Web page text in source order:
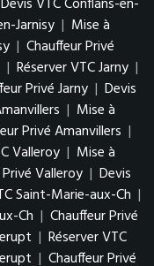
Jarnisy | Mise à
| Chauffeur Privé
| Réserver VTC Jarny |
Privé Jarny | Devis
| Mise à
Privé Amanvillers |
Valleroy | Mise à
Valleroy | Devis
Saint-Marie-aux-Ch |
Ch | Chauffeur Privé
| Réserver VTC
| Chauffeur Privé